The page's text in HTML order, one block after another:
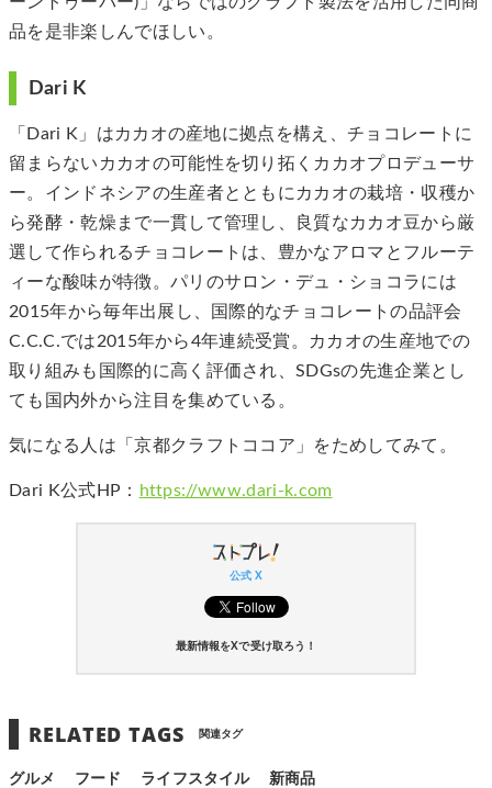
品を是非楽しんでほしい。
Dari K
「Dari K」はカカオの産地に拠点を構え、チョコレートに
留まらないカカオの可能性を切り拓くカカオプロデューサ
ー。インドネシアの生産者とともにカカオの栽培・収穫か
ら発酵・乾燥まで一貫して管理し、良質なカカオ豆から厳
選して作られるチョコレートは、豊かなアロマとフルーテ
ィーな酸味が特徴。パリのサロン・デュ・ショコラには
2015年から毎年出展し、国際的なチョコレートの品評会
C.C.C.では2015年から4年連続受賞。カカオの生産地での
取り組みも国際的に高く評価され、SDGsの先進企業とし
ても国内外から注目を集めている。
気になる人は「京都クラフトココア」をためしてみて。
Dari K公式HP： https://www.dari-k.com
公式 X
最新情報をXで受け取ろう！
RELATED TAGS 関連タグ
グルメ フード ライフスタイル 新商品